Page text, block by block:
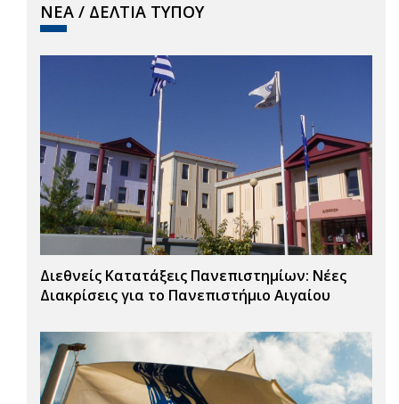
ΝΕΑ / ΔΕΛΤΙΑ ΤΥΠΟΥ
Διεθνείς Κατατάξεις Πανεπιστημίων: Νέες
Διακρίσεις για το Πανεπιστήμιο Αιγαίου